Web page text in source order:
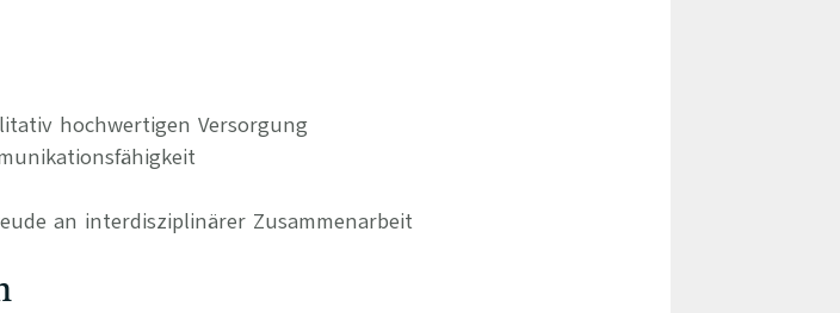
hochwertigen Versorgung
an interdisziplinärer Zusammenarbeit